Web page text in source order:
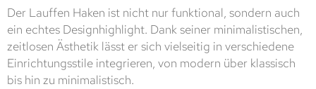
Der Lauffen Haken ist nicht nur funktional, sondern auch
ein echtes Designhighlight. Dank seiner minimalistischen,
zeitlosen Ästhetik lässt er sich vielseitig in verschiedene
Einrichtungsstile integrieren, von modern über klassisch
bis hin zu minimalistisch.